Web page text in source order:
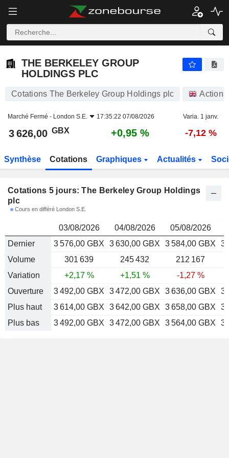
THE BERKELEY GROUP HOLDINGS PLC 3 626,00
THE BERKELEY GROUP
HOLDINGS PLC
Cotations The Berkeley Group Holdings plc Actions
Marché Fermé - London S.E. 17:35:22 07/08/2026 Varia. 1 janv.
3 626,00 GBX +0,95 % -7,12 %
Synthèse Cotations Graphiques Actualités
Cotations 5 jours: The Berkeley Group Holdings
plc
Cours en différé London S.E.
03/08/2026 04/08/2026 05/08/2026
Dernier
3 576,00 GBX 3 630,00 GBX 3 584,00 GBX
3
Volume
301 639 245 432
212 167
Variation
+2,17 % +1,51 %
-1,27 %
Ouverture
3 492,00 GBX 3 472,00 GBX 3 636,00 GBX
3
Plus haut
3 614,00 GBX 3 642,00 GBX 3 658,00 GBX
3
Plus bas
3 492,00 GBX 3 472,00 GBX 3 564,00 GBX 3